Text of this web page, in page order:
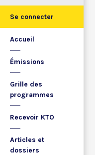
Se connecter
Accueil
Émissions
Grille des
programmes
Recevoir KTO
Articles et
dossiers